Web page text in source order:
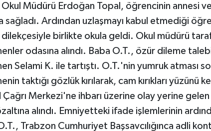
Okul Müdürü Erdoğan Topal, öğrencinin annesi
sağladı. Ardından uzlaşmayı kabul etmediği
birlikte okula geldi. Okul müdürü
odasına alındı. Baba O.T., özür dileme
Selami K. ile tartıştı. O.T.'nin yumruk atması
taktığı gözlük kırılarak, cam kırıkları yüzünü
Çağrı Merkezi'ne ihbarı üzerine olay yerine
alındı. Emniyetteki ifade işlemlerinin
Trabzon Cumhuriyet Başsavcılığınca adli